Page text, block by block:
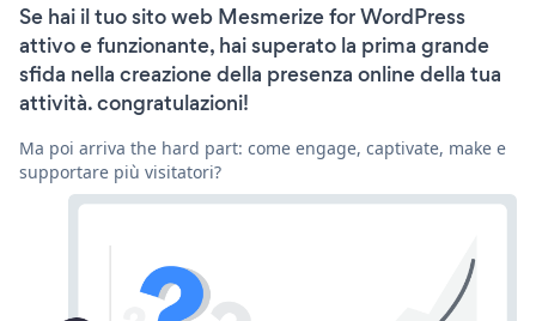
Se hai il tuo sito web Mesmerize for WordPress
attivo e funzionante, hai superato la prima grande
sfida nella creazione della presenza online della tua
attività. congratulazioni!
Ma poi arriva the hard part: come engage, captivate, make e
supportare più visitatori?